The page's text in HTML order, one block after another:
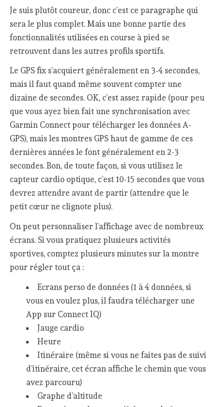
Je suis plutôt coureur, donc c’est ce paragraphe qui
sera le plus complet. Mais une bonne partie des
fonctionnalités utilisées en course à pied se
retrouvent dans les autres profils sportifs.
Le GPS fix s’acquiert généralement en 3-4 secondes,
mais il faut quand même souvent compter une
dizaine de secondes. OK, c’est assez rapide (pour peu
que vous ayez bien fait une synchronisation avec
Garmin Connect pour télécharger les données A-
GPS), mais les montres GPS haut de gamme de ces
dernières années le font généralement en 2-3
secondes. Bon, de toute façon, si vous utilisez le
capteur cardio optique, c’est 10-15 secondes que vous
devrez attendre avant de partir (attendre que le
petit cœur ne clignote plus).
On peut personnaliser l’affichage avec de nombreux
écrans. Si vous pratiquez plusieurs activités
sportives, comptez plusieurs minutes sur la montre
pour régler tout ça :
Ecrans perso de données (1 à 4 données, si
vous en voulez plus, il faudra télécharger une
App sur Connect IQ)
Jauge cardio
Heure
Itinéraire (même si vous ne faites pas de suivi
d’itinéraire, cet écran affiche le chemin que vous
avez parcouru)
Graphe d’altitude